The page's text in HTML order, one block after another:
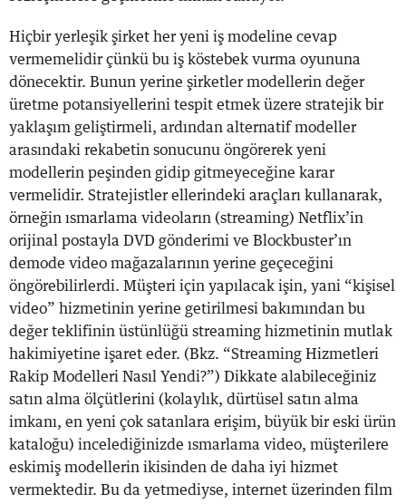
Hiçbir yerleşik şirket her yeni iş modeline cevap
vermemelidir çünkü bu iş köstebek vurma oyununa
dönecektir. Bunun yerine şirketler modellerin değer
üretme potansiyellerini tespit etmek üzere stratejik bir
yaklaşım geliştirmeli, ardından alternatif modeller
arasındaki rekabetin sonucunu öngörerek yeni
modellerin peşinden gidip gitmeyeceğine karar
vermelidir. Stratejistler ellerindeki araçları kullanarak,
örneğin ısmarlama videoların (streaming) Netflix’in
orijinal postayla DVD gönderimi ve Blockbuster’ın
demode video mağazalarının yerine geçeceğini
öngörebilirlerdi. Müşteri için yapılacak işin, yani “kişisel
video” hizmetinin yerine getirilmesi bakımından bu
değer teklifinin üstünlüğü streaming hizmetinin mutlak
hakimiyetine işaret eder. (Bkz. “Streaming Hizmetleri
Rakip Modelleri Nasıl Yendi?”) Dikkate alabileceğiniz
satın alma ölçütlerini (kolaylık, dürtüsel satın alma
imkanı, en yeni çok satanlara erişim, büyük bir eski ürün
kataloğu) incelediğinizde ısmarlama video, müşterilere
eskimiş modellerin ikisinden de daha iyi hizmet
vermektedir. Bu da yetmediyse, internet üzerinden film